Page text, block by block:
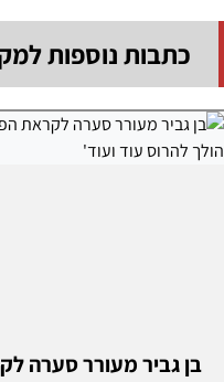
כתבות נוספות
בן גביר מעורר סערה